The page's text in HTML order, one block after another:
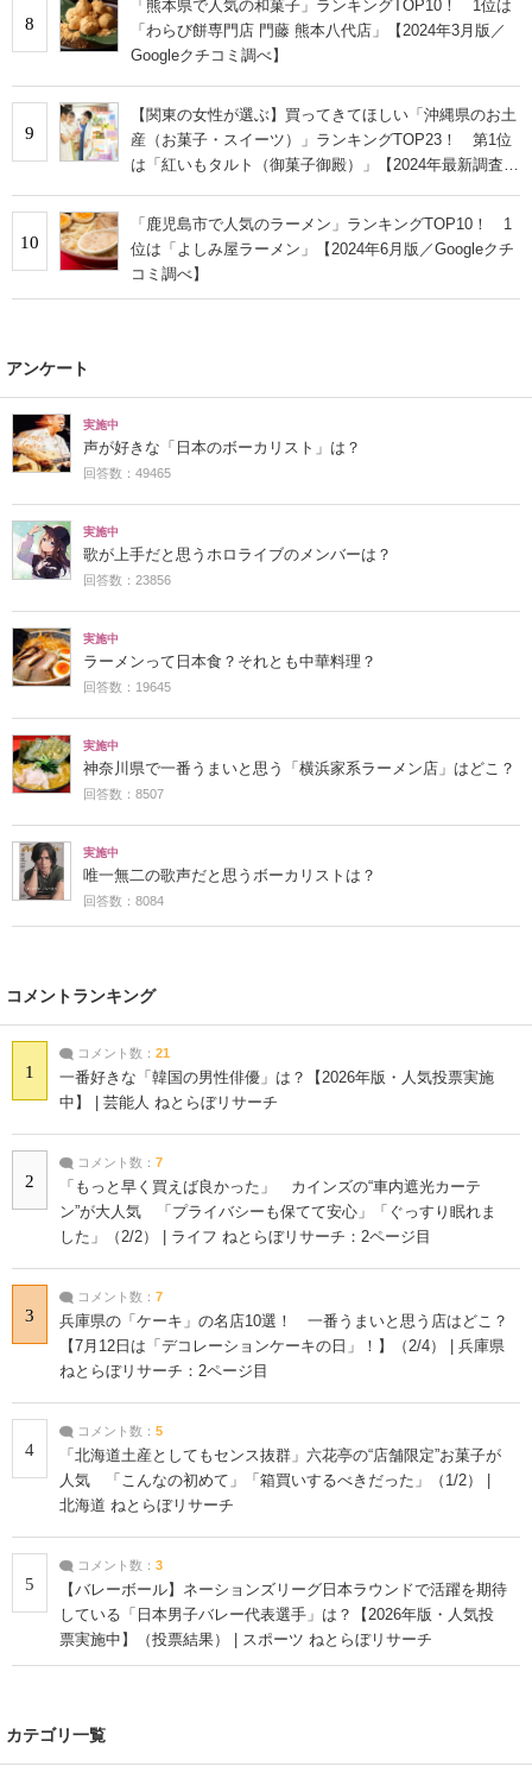
8
「熊本県で人気の和菓子」ランキングTOP10！ 1位は
「わらび餅専門店 門藤 熊本八代店」【2024年3月版／
Googleクチコミ調べ】
9
【関東の女性が選ぶ】買ってきてほしい「沖縄県のお土
産（お菓子・スイーツ）」ランキングTOP23！ 第1位
は「紅いもタルト（御菓子御殿）」【2024年最新調査結
10
「鹿児島市で人気のラーメン」ランキングTOP10！ 1
位は「よしみ屋ラーメン」【2024年6月版／Googleクチ
コミ調べ】
アンケート
実施中
声が好きな「日本のボーカリスト」は？
回答数：49465
実施中
歌が上手だと思うホロライブのメンバーは？
回答数：23856
実施中
ラーメンって日本食？それとも中華料理？
回答数：19645
実施中
神奈川県で一番うまいと思う「横浜家系ラーメン店」はどこ？
回答数：8507
実施中
唯一無二の歌声だと思うボーカリストは？
回答数：8084
コメントランキング
1
コメント数： 21
一番好きな「韓国の男性俳優」は？【2026年版・人気投票実施
中】 | 芸能人 ねとらぼリサーチ
2
コメント数： 7
「もっと早く買えば良かった」 カインズの“車内遮光カーテ
ン”が大人気 「プライバシーも保てて安心」「ぐっすり眠れま
した」（2/2） | ライフ ねとらぼリサーチ：2ページ目
3
コメント数： 7
兵庫県の「ケーキ」の名店10選！ 一番うまいと思う店はどこ？
【7月12日は「デコレーションケーキの日」！】（2/4） | 兵庫県
ねとらぼリサーチ：2ページ目
4
コメント数： 5
「北海道土産としてもセンス抜群」六花亭の“店舗限定”お菓子が
人気 「こんなの初めて」「箱買いするべきだった」（1/2） |
北海道 ねとらぼリサーチ
5
コメント数： 3
【バレーボール】ネーションズリーグ日本ラウンドで活躍を期待
している「日本男子バレー代表選手」は？【2026年版・人気投
票実施中】（投票結果） | スポーツ ねとらぼリサーチ
カテゴリ一覧